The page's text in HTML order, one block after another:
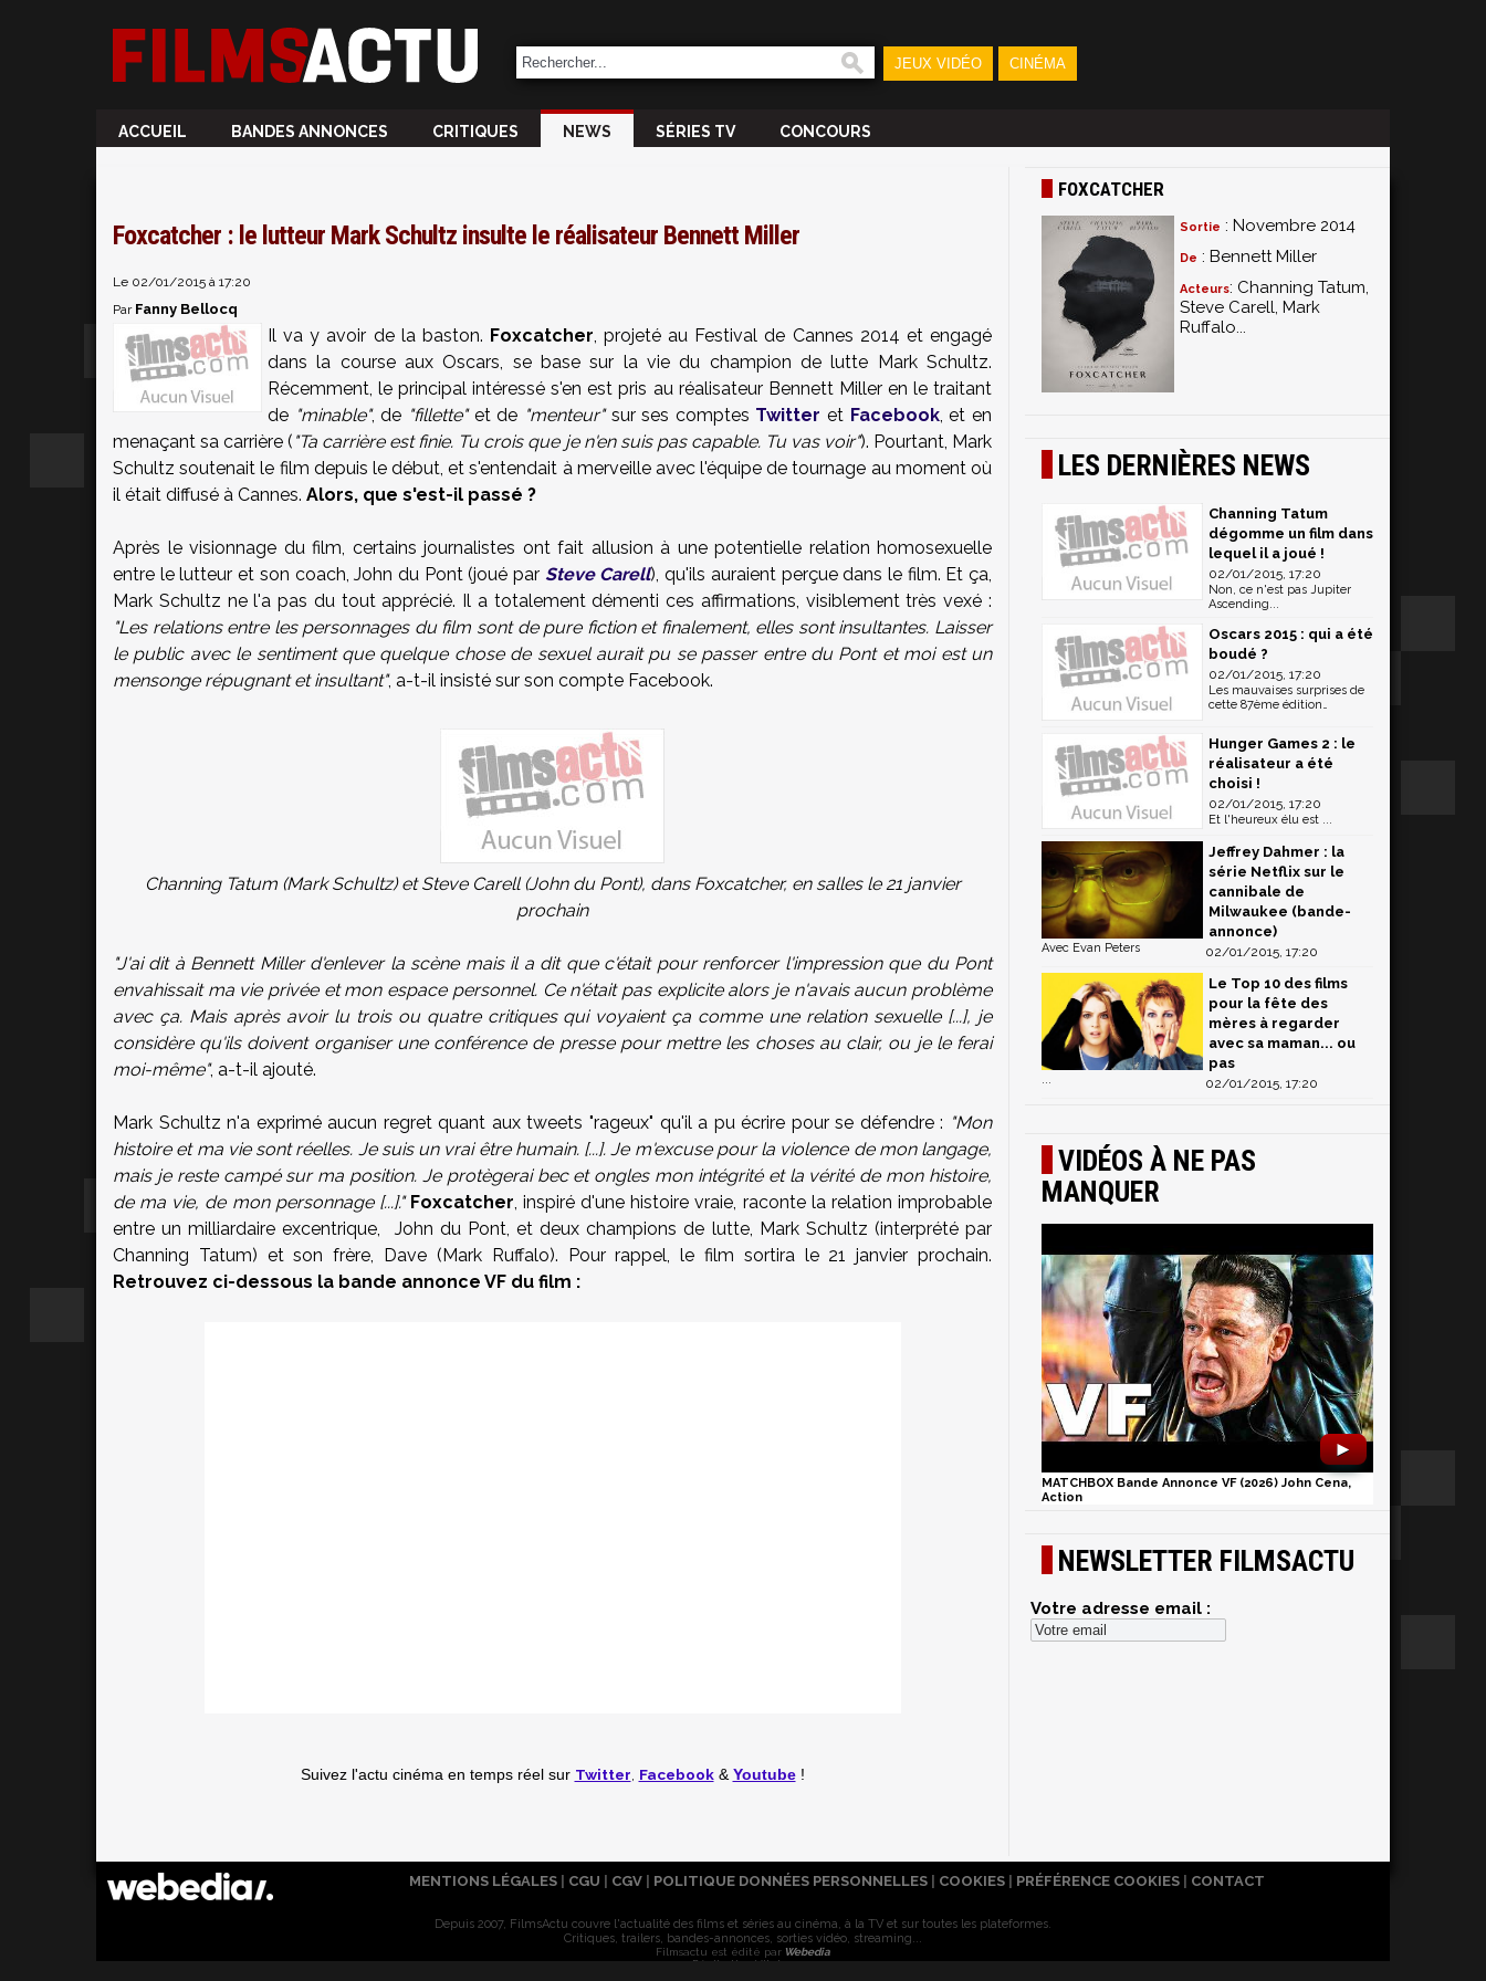
JEUX VIDÉO CINÉMA
ACCUEIL BANDES ANNONCES CRITIQUES NEWS SÉRIES TV CONCOURS
Foxcatcher : le lutteur Mark Schultz insulte le réalisateur Bennett Miller
Le 02/01/2015 à 17:20
Par Fanny Bellocq
Il va y avoir de la baston. Foxcatcher, projeté au Festival de Cannes 2014 et engagé
dans la course aux Oscars, se base sur la vie du champion de lutte Mark Schultz.
Récemment, le principal intéressé s'en est pris au réalisateur Bennett Miller en le traitant
de "minable", de "fillette"et de "menteur"sur ses comptes Twitter et Facebook, et en
menaçant sa carrière ( "Ta carrière est finie. Tu crois que je n'en suis pas capable. Tu vas voir"). Pourtant, Mark
Schultz soutenait le film depuis le début, et s'entendait à merveille avec l'équipe de tournage au moment où
il était diffusé à Cannes. Alors, que s'est-il passé ?
Après le visionnage du film, certains journalistes ont fait allusion à une potentielle relation homosexuelle
entre le lutteur et son coach, John du Pont (joué par Steve Carell), qu'ils auraient perçue dans le film. Et ça,
Mark Schultz ne l'a pas du tout apprécié. Il a totalement démenti ces affirmations, visiblement très vexé :
"Les relations entre les personnages du film sont de pure fiction et finalement, elles sont insultantes. Laisser
le public avec le sentiment que quelque chose de sexuel aurait pu se passer entre du Pont et moi est un
mensonge répugnant et insultant", a-t-il insisté sur son compte Facebook.
Channing Tatum (Mark Schultz) et Steve Carell (John du Pont), dans Foxcatcher, en salles le 21 janvier
prochain
"J'ai dit à Bennett Miller d'enlever la scène mais il a dit que c'était pour renforcer l'impression que du Pont
envahissait ma vie privée et mon espace personnel. Ce n'était pas explicite alors je n'avais aucun problème
avec ça. Mais après avoir lu trois ou quatre critiques qui voyaient ça comme une relation sexuelle [...], je
considère qu'ils doivent organiser une conférence de presse pour mettre les choses au clair, ou je le ferai
moi-même", a-t-il ajouté.
Mark Schultz n'a exprimé aucun regret quant aux tweets "rageux" qu'il a pu écrire pour se défendre : "Mon
histoire et ma vie sont réelles. Je suis un vrai être humain. [...]. Je m'excuse pour la violence de mon langage,
mais je reste campé sur ma position. Je protègerai bec et ongles mon intégrité et la vérité de mon histoire,
de ma vie, de mon personnage [...]." Foxcatcher, inspiré d'une histoire vraie, raconte la relation improbable
entre un milliardaire excentrique, John du Pont, et deux champions de lutte, Mark Schultz (interprété par
Channing Tatum) et son frère, Dave (Mark Ruffalo). Pour rappel, le film sortira le 21 janvier prochain.
Retrouvez ci-dessous la bande annonce VF du film :
Suivez l'actu cinéma en temps réel sur Twitter Facebook& Youtube!
FOXCATCHER
Sortie : Novembre 2014
De : Bennett Miller
Acteurs: Channing Tatum,
Steve Carell, Mark
Ruffalo...
LES DERNIÈRES NEWS
Channing Tatum
dégomme un film dans
lequel il a joué !
02/01/2015, 17:20
Non, ce n'est pas Jupiter
Ascending...
Oscars 2015 : qui a été
boudé ?
02/01/2015, 17:20
Les mauvaises surprises de
cette 87ème édition…
Hunger Games 2 : le
réalisateur a été
choisi !
02/01/2015, 17:20
Et l'heureux élu est ...
Jeffrey Dahmer : la
série Netflix sur le
cannibale de
Milwaukee (bande-
annonce)
02/01/2015, 17:20
Avec Evan Peters
Le Top 10 des films
pour la fête des
mères à regarder
avec sa maman... ou
pas
02/01/2015, 17:20
...
VIDÉOS À NE PAS
MANQUER
►
MATCHBOX Bande Annonce VF (2026) John Cena,
Action
NEWSLETTER FILMSACTU
Votre adresse email :
MENTIONS LÉGALES CGU CGV POLITIQUE DONNÉES PERSONNELLES COOKIES PRÉFÉRENCE COOKIES CONTACT
Depuis 2007, FilmsActu couvre l'actualité des films et séries au cinéma, à la TV et sur toutes les plateformes.
Critiques, trailers, bandes-annonces, sorties vidéo, streaming...
Filmsactu est édité par Webedia
Réalisation Vitalyn